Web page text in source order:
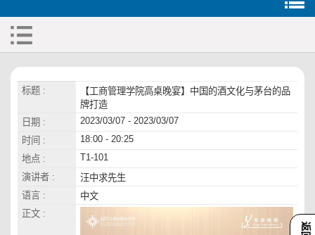
标题 :
【工商管理学院高桌晚宴】中国的酒文化与茅台的品
牌打造
日期 :
2023/03/07 - 2023/03/07
时间 :
18:00 - 20:25
地点 :
T1-101
演讲者 :
汪中求先生
语言 :
中文
正文 :